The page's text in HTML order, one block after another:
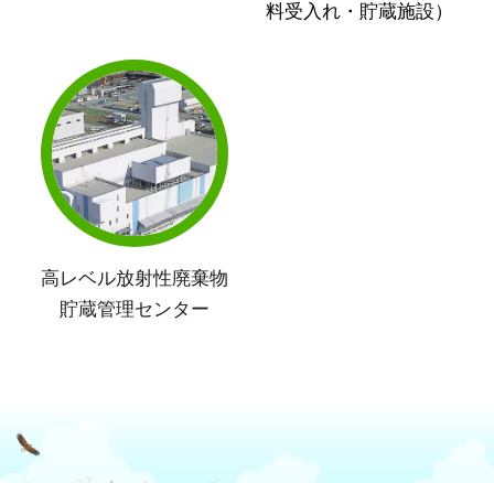
料受入れ・貯蔵施設）
高レベル放射性廃棄物
貯蔵管理センター